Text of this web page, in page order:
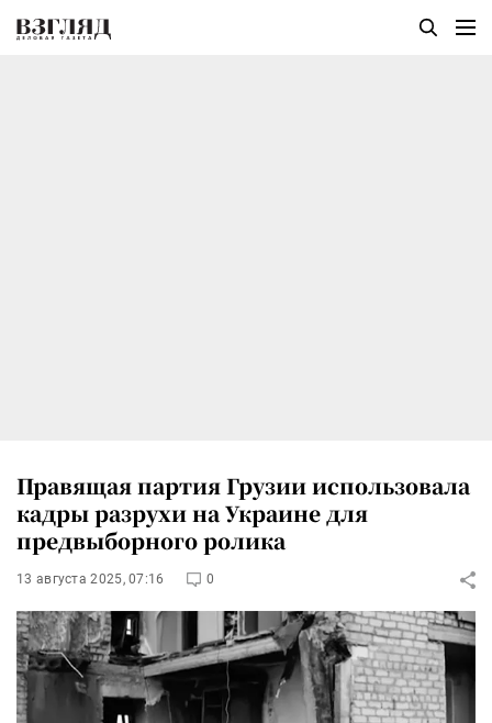
Правящая партия Грузии использовала
кадры разрухи на Украине для
предвыборного ролика
13 августа 2025, 07:16 0